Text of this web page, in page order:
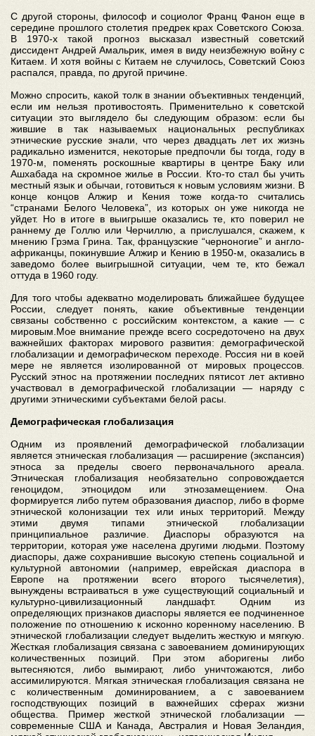
С другой стороны, философ и социолог Франц Фанон еще в
середине прошлого столетия предрек крах Советского Союза.
В 1970-х такой прогноз высказал известный советский
диссидент Андрей Амальрик, имея в виду неизбежную войну с
Китаем. И хотя войны с Китаем не случилось, Советский Союз
распался, правда, по другой причине.
Можно спросить, какой толк в знании объективных тенденций,
если им нельзя противостоять. Применительно к советской
ситуации это выглядело бы следующим образом: если бы
жившие в так называемых национальных республиках
этнические русские знали, что через двадцать лет их жизнь
радикально изменится, некоторые предпочли бы тогда, году в
1970-м, поменять роскошные квартиры в центре Баку или
Ашхабада на скромное жилье в России. Кто-то стал бы учить
местный язык и обычаи, готовиться к новым условиям жизни. В
конце концов Алжир и Кения тоже когда-то считались
“странами Белого Человека”, из которых он уже никогда не
уйдет. Но в итоге в выигрыше оказались те, кто поверил не
раннему де Голлю или Черчиллю, а прислушался, скажем, к
мнению Грэма Грина. Так, французские “черноногие” и англо-
африканцы, покинувшие Алжир и Кению в 1950-м, оказались в
заведомо более выигрышной ситуации, чем те, кто бежал
оттуда в 1960 году.
Для того чтобы адекватно моделировать ближайшее будущее
России, следует понять, какие объективные тенденции
связаны собственно с российским контекстом, а какие — с
мировым.Мое внимание прежде всего сосредоточено на двух
важнейших факторах мирового развития: демографической
глобализации и демографическом переходе. Россия ни в коей
мере не является изолированной от мировых процессов.
Русский этнос на протяжении последних пятисот лет активно
участвовал в демографической глобализации — наряду с
другими этническими субъектами белой расы.
Демографическая глобализация
Одним из проявлений демографической глобализации
является этническая глобализация — расширение (экспансия)
этноса за пределы своего первоначального ареала.
Этническая глобализация необязательно сопровождается
геноцидом, этноцидом или этнозамещением. Она
формируется либо путем образования диаспор, либо в форме
этнической колонизации тех или иных территорий. Между
этими двумя типами этнической глобализации
принципиальное различие. Диаспоры образуются на
территории, которая уже населена другими людьми. Поэтому
диаспоры, даже сохранившие высокую степень социальной и
культурной автономии (например, еврейская диаспора в
Европе на протяжении всего второго тысячелетия),
вынуждены встраиваться в уже существующий социальный и
культурно-цивилизационный ландшафт. Одним из
определяющих признаков диаспоры является ее подчиненное
положение по отношению к исконно коренному населению. В
этнической глобализации следует выделить жесткую и мягкую.
Жесткая глобализация связана с завоеванием доминирующих
количественных позиций. При этом аборигены либо
вытесняются, либо вымирают, либо уничтожаются, либо
ассимилируются. Мягкая этническая глобализация связана не
с количественным доминированием, а с завоеванием
господствующих позиций в важнейших сферах жизни
общества. Пример жесткой этнической глобализации —
современные США и Канада, Австралия и Новая Зеландия,